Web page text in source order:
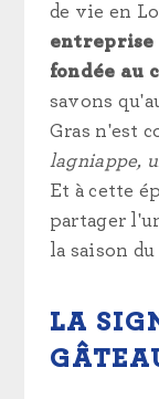
de vie en
entreprise
fondée au
savons
Gras n'est
lagniappe,
Et à cette
partager
la saison
LA